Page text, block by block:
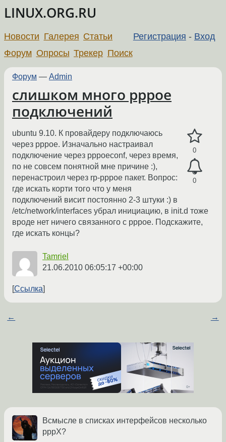
LINUX.ORG.RU
Регистрация - Вход
Новости Галерея Статьи
Форум Опросы Трекер Поиск
Форум — Admin
слишком много pppoe
подключений
0
0
ubuntu 9.10. К провайдеру подключаюсь
через pppoe. Изначально настраивал
подключение через pppoeconf, через время,
по не совсем понятной мне причине :),
перенастроил через rp-pppoe пакет. Вопрос:
где искать корти того что у меня
подключений висит постоянно 2-3 штуки :) в
/etc/network/interfaces убрал инициацию, в init.d тоже
вроде нет ничего связанного с pppoe. Подскажите,
где искать концы?
Tamriel
21.06.2010 06:05:17 +00:00
Ссылка
← →
Всмысле в списках интерфейсов несколько
pppX?